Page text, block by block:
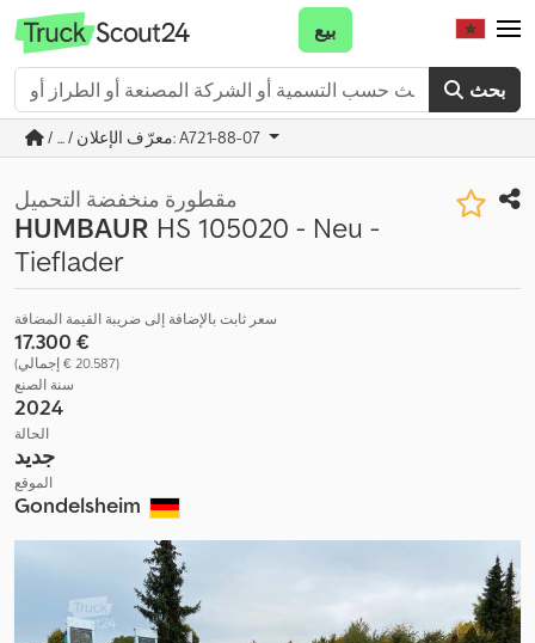
بحث
بيع
/ ... / معرّف الإعلان: A721-88-07
مقطورة منخفضة التحميل
HUMBAUR HS 105020 - Neu -
Tieflader
سعر ثابت بالإضافة إلى ضريبة القيمة المضافة
‏17.300 €
(‏20.587 € إجمالي)
سنة الصنع
2024
الحالة
جديد
الموقع
Gondelsheim